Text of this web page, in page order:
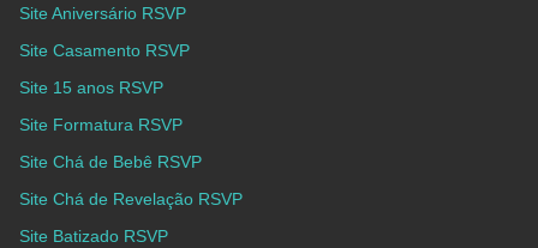
Site Aniversário RSVP
Site Casamento RSVP
Site 15 anos RSVP
Site Formatura RSVP
Site Chá de Bebê RSVP
Site Chá de Revelação RSVP
Site Batizado RSVP